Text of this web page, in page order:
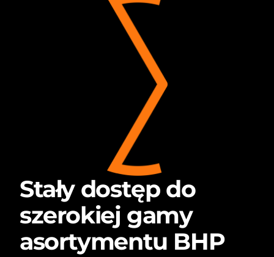
Stały dostęp do
szerokiej gamy
asortymentu BHP